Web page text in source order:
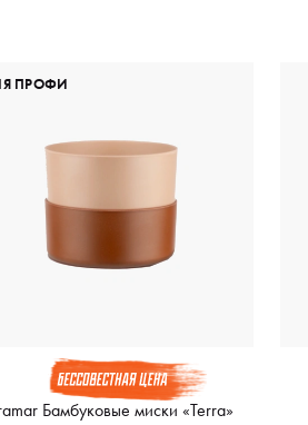
Бамбуковые миски «Terra»
ПРОФИ